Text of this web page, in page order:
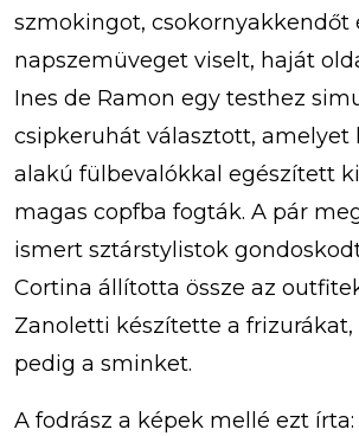
szmokingot, csokornyakkendőt
napszemüveget viselt, haját
Ines de Ramon egy testhez
csipkeruhát választott, amelyet
alakú fülbevalókkal egészített
magas copfba fogták. A pár
ismert sztárstylistok
Cortina állította össze az
Zanoletti készítette a frizurákat,
pedig a sminket.
A fodrász a képek mellé ezt írta: